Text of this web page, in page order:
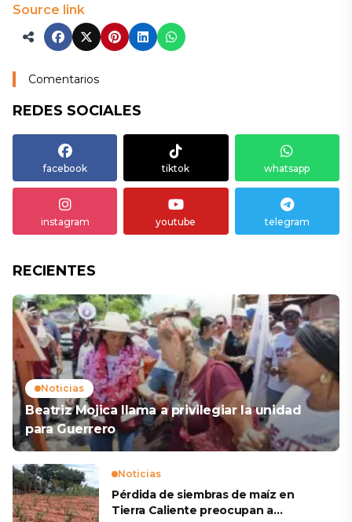
Source link
Comentarios
REDES SOCIALES
facebook tiktok whatsapp
instagram youtube telegram
RECIENTES
Noticias
Beatriz Mojica llama a privilegiar la unidad
para Guerrero
Noticias
Pérdida de siembras de maíz en
Tierra Caliente preocupan a